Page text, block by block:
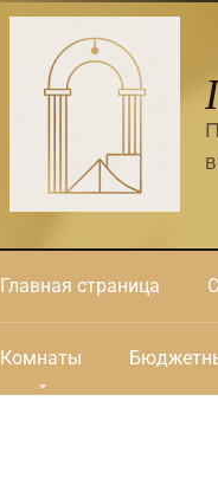
Главная страница
Комнаты